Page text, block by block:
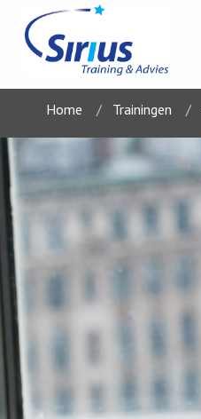
Home Trainingen